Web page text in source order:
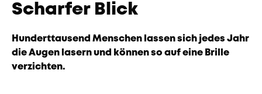
Podcast
Zeit fürs Oberland
Scharfer Blick
Hunderttausend Menschen lassen sich jedes Jahr
die Augen lasern und können so auf eine Brille
verzichten.